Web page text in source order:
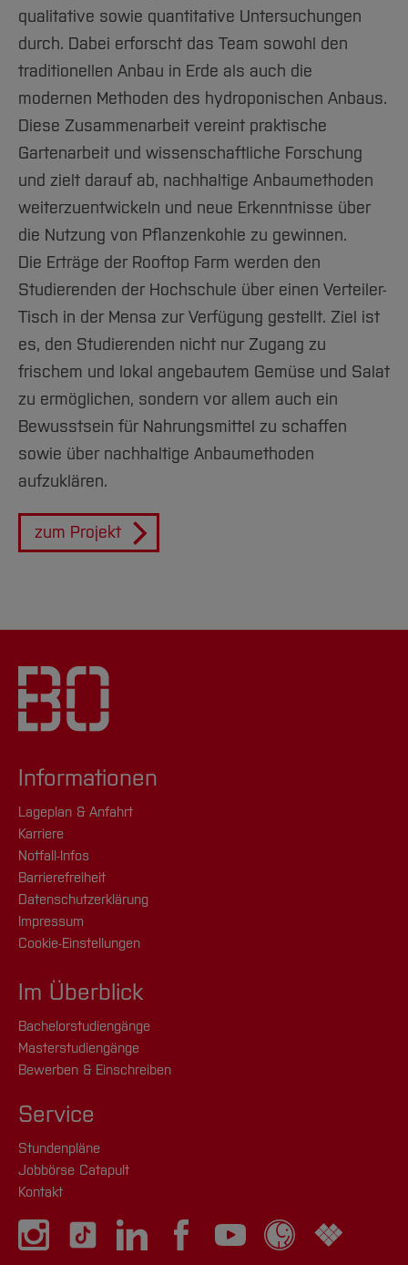
qualitative sowie quantitative Untersuchungen
durch. Dabei erforscht das Team sowohl den
traditionellen Anbau in Erde als auch die
modernen Methoden des hydroponischen Anbaus.
Diese Zusammenarbeit vereint praktische
Gartenarbeit und wissenschaftliche Forschung
und zielt darauf ab, nachhaltige Anbaumethoden
weiterzuentwickeln und neue Erkenntnisse über
die Nutzung von Pflanzenkohle zu gewinnen.
Die Erträge der Rooftop Farm werden den
Studierenden der Hochschule über einen Verteiler-
Tisch in der Mensa zur Verfügung gestellt. Ziel ist
es, den Studierenden nicht nur Zugang zu
frischem und lokal angebautem Gemüse und Salat
zu ermöglichen, sondern vor allem auch ein
Bewusstsein für Nahrungsmittel zu schaffen
sowie über nachhaltige Anbaumethoden
aufzuklären.
zum Projekt
Informationen
Lageplan & Anfahrt
Karriere
Notfall-Infos
Barrierefreiheit
Datenschutzerklärung
Impressum
Cookie-Einstellungen
Im Überblick
Bachelorstudiengänge
Masterstudiengänge
Bewerben & Einschreiben
Service
Stundenpläne
Jobbörse Catapult
Kontakt